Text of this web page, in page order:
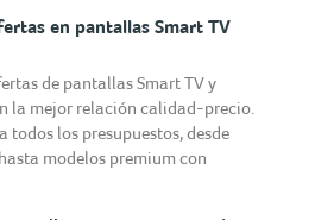
en pantallas Smart TV
de pantallas Smart TV y
la mejor relación calidad-precio.
todos los presupuestos, desde
modelos premium con